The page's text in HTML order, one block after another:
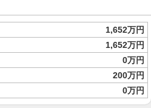
1,652万円
1,652万円
0万円
200万円
0万円